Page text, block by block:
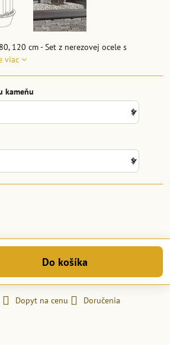
120 cm - Set z nerezovej ocele s
viac
kameňu
Do košíka
Dopyt na cenu
Doručenia